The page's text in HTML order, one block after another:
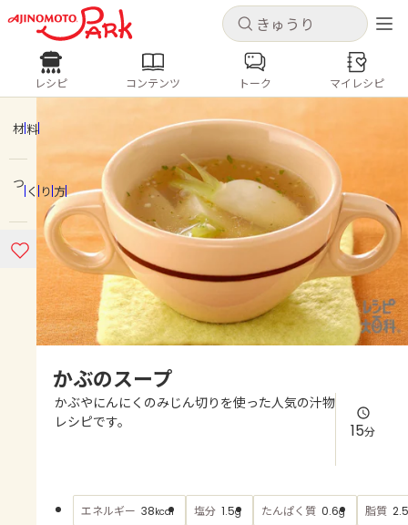
キャンセル
ログインするとレシピを保存できます
ログイン 新規登録
ホーム
コンテンツ
レシピ
よくあるお問い合わせ
AJINOMOTO PARK とは
キャンセル
レシピ コンテンツ
人気の食材・レシピ
きゅうり なす トマト
とうもろこし
ピーマン
みょうが ゴーヤ
レシピ コンテンツ トーク マイレシピ
材料
つくり方
かぶのスープ
かぶやにんにくのみじん切りを使った人気の汁物
レシピです。
15分
エネルギー 38kcal 塩分 1.5g たんぱく質 0.6g 脂質 2.5